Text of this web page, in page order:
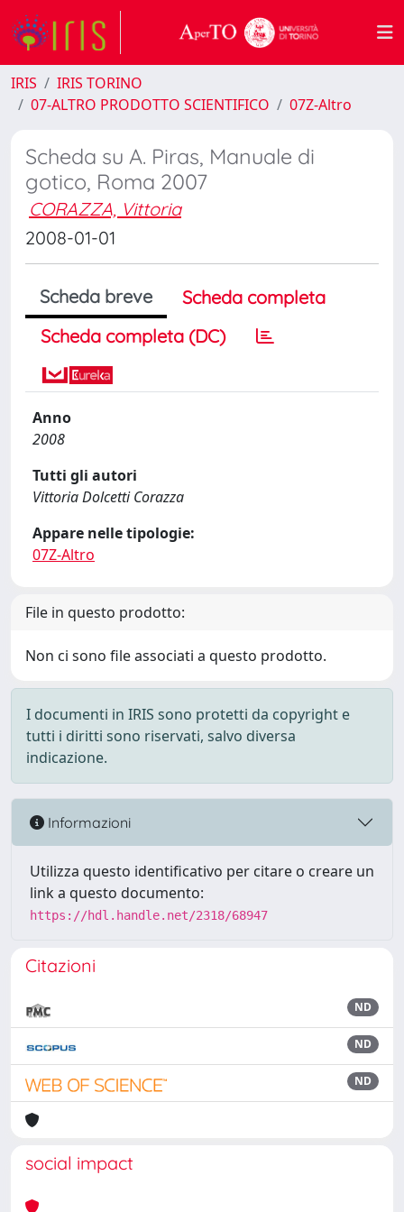
IRIS
IRIS TORINO
07-ALTRO PRODOTTO SCIENTIFICO
07Z-Altro
Scheda su A. Piras, Manuale di
gotico, Roma 2007
CORAZZA, Vittoria
2008-01-01
Scheda breve
Scheda completa
Scheda completa (DC)
Anno
2008
Tutti gli autori
Vittoria Dolcetti Corazza
Appare nelle tipologie:
07Z-Altro
File in questo prodotto:
Non ci sono file associati a questo prodotto.
I documenti in IRIS sono protetti da copyright e
tutti i diritti sono riservati, salvo diversa
indicazione.
Informazioni
Utilizza questo identificativo per citare o creare un
link a questo documento:
https://hdl.handle.net/2318/68947
Citazioni
ND
ND
ND
social impact